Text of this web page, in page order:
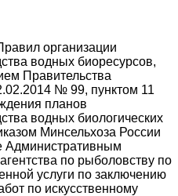
организации
водных биоресурсов,
Правительства
№ 99, пунктом 11
планов
водных биологических
Минсельхоза России
Административным
по рыболовству по
услуги по заключению
по искусственному